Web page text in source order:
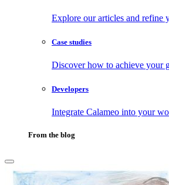
Explore our articles and refine
Case studies
Discover how to achieve your
Developers
Integrate Calameo into your
From the blog